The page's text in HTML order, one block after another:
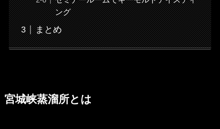
ング
まとめ
宮城峡蒸溜所とは